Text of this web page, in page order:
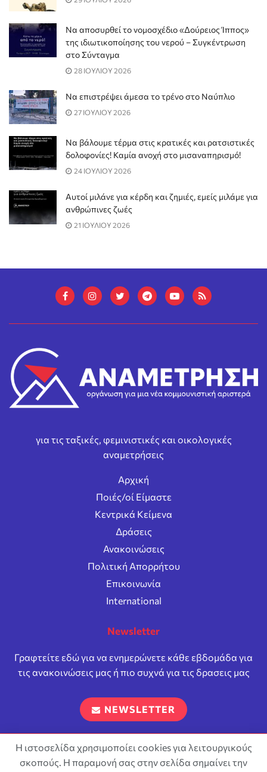
Να αποσυρθεί το νομοσχέδιο «Δούρειος Ίππος»
της ιδιωτικοποίησης του νερού – Συγκέντρωση
στο Σύνταγμα
28 ΙΟΥΛΙΟΥ 2026
Να επιστρέψει άμεσα το τρένο στο Ναύπλιο
27 ΙΟΥΛΙΟΥ 2026
Να βάλουμε τέρμα στις κρατικές και ρατσιστικές
δολοφονίες! Καμία ανοχή στο μισαναπηρισμό!
24 ΙΟΥΛΙΟΥ 2026
Αυτοί μιλάνε για κέρδη και ζημιές, εμείς μιλάμε για
ανθρώπινες ζωές
21 ΙΟΥΛΙΟΥ 2026
για τις ταξικές, φεμινιστικές και οικολογικές
αναμετρήσεις
Αρχική
Ποιές/οί Είμαστε
Κεντρικά Κείμενα
Δράσεις
Ανακοινώσεις
Πολιτική Απορρήτου
Επικοινωνία
International
Newsletter
Γραφτείτε εδώ για να ενημερώνετε κάθε εβδομάδα για
τις ανακοινώσεις μας ή πιο συχνά για τις δρασεις μας
NEWSLETTER
Επιτρέπεται η αναπαραγωγή και διανομή του περιεχόμενου
Η ιστοσελίδα χρησιμοποίει cookies για λειτουργικούς
σκοπούς. Η παραμονή σας στην σελίδα σημαίνει την